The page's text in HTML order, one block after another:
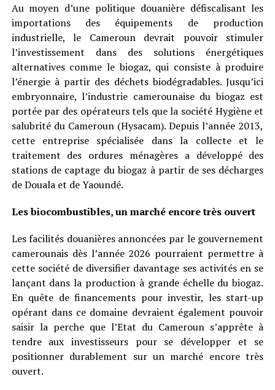
Au moyen d’une politique douanière défiscalisant les
importations des équipements de production
industrielle, le Cameroun devrait pouvoir stimuler
l’investissement dans des solutions énergétiques
alternatives comme le biogaz, qui consiste à produire
l’énergie à partir des déchets biodégradables. Jusqu’ici
embryonnaire, l’industrie camerounaise du biogaz est
portée par des opérateurs tels que la société Hygiène et
salubrité du Cameroun (Hysacam). Depuis l’année 2013,
cette entreprise spécialisée dans la collecte et le
traitement des ordures ménagères a développé des
stations de captage du biogaz à partir de ses décharges
de Douala et de Yaoundé.
Les biocombustibles, un marché encore très ouvert
Les facilités douanières annoncées par le gouvernement
camerounais dès l’année 2026 pourraient permettre à
cette société de diversifier davantage ses activités en se
lançant dans la production à grande échelle du biogaz.
En quête de financements pour investir, les start-up
opérant dans ce domaine devraient également pouvoir
saisir la perche que l’Etat du Cameroun s’apprête à
tendre aux investisseurs pour se développer et se
positionner durablement sur un marché encore très
ouvert.